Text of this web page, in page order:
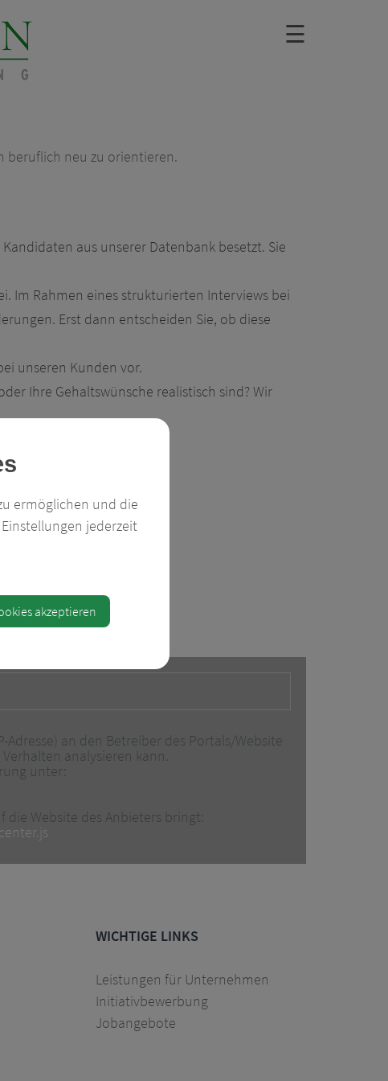
☰
beruflich neu zu orientieren.
aus unserer Datenbank besetzt. Sie
Im Rahmen eines strukturierten Interviews bei
Erst dann entscheiden Sie, ob diese
unseren Kunden vor.
Ihre Gehaltswünsche realistisch sind? Wir
an den Betreiber des Portals/Website
analysieren kann.
unter:
Website des Anbieters bringt:
WICHTIGE LINKS
Leistungen für Unternehmen
Initiativbewerbung
Jobangebote
ermöglichen und die
jederzeit
akzeptieren